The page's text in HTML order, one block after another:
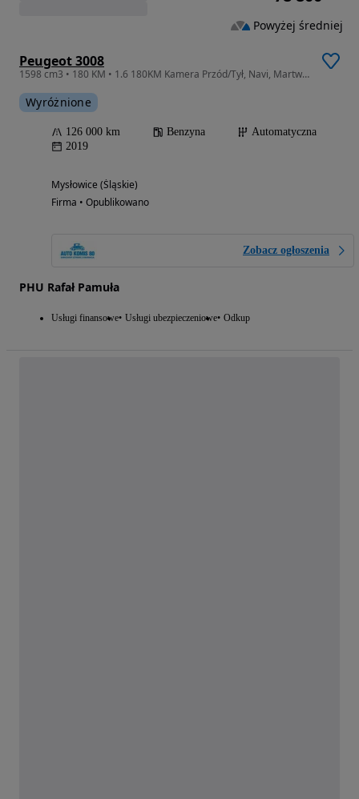
Peugeot 3008
1598 cm3 • 180 KM • 1.6 180KM Kamera Przód/Tył, Navi, Martwe Pole, Panorama, GrzaneFotele
Wyróżnione
126 000 km Benzyna
Automatyczna
2019
Mysłowice (Śląskie)
Firma • Opublikowano
Zobacz ogłoszenia
PHU Rafał Pamuła
Usługi finansowe Usługi ubezpieczeniowe Odkup
Powyżej średniej